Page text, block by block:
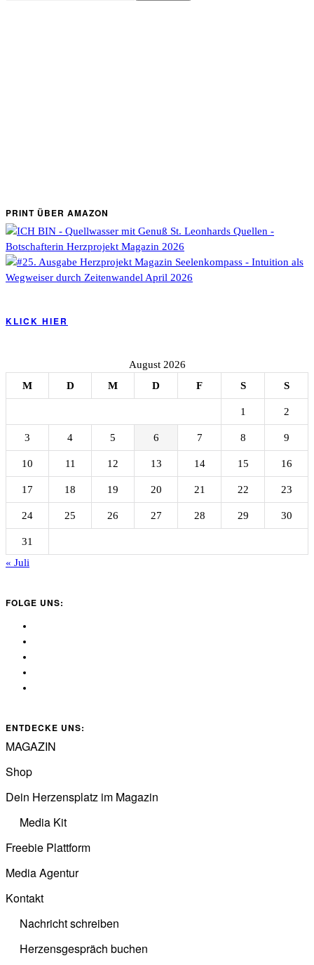
PRINT ÜBER AMAZON
KLICK HIER
August 2026
M
D M D F S S
1 2
3 4 5 6 7 8 9
10 11 12 13 14 15 16
17 18 19 20 21 22 23
24 25 26 27 28 29 30
31
« Juli
FOLGE UNS:
ENTDECKE UNS:
MAGAZIN
Shop
Dein Herzensplatz im Magazin
Media Kit
Freebie Plattform
Media Agentur
Kontakt
Nachricht schreiben
Herzensgespräch buchen